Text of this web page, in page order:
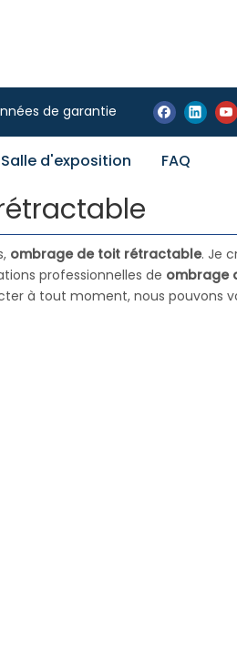
de garantie
Salle d'exposition FAQ
ombrage de toit rétractable. Je
professionnelles de ombrage
à tout moment, nous pouvons